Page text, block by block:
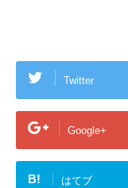
Twitter
Google+
B! はてブ